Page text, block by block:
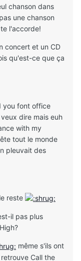
chanson dans
une chanson
l'accorde!
concert et un CD
qu'est-ce que ça
you font office
dire mais euh
with my
tout le monde
pleuvait des
reste
il pas plus
même s'ils ont
Call the